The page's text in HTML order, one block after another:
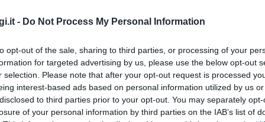
- Do Not Process My Personal Information
opt-out of the sale, sharing to third parties, or processing of your
for targeted advertising by us, please use the below opt-out
selection. Please note that after your opt-out request is processed
interest-based ads based on personal information utilized by us
to third parties prior to your opt-out. You may separately
of your personal information by third parties on the IAB’s list of
gli 80 anni Palau e La Maddalena
giornata sarà una statua di bronzo alta più di
” ha lasciato Punta Chiara a La Maddalena a
guida del tenente di vascello Melluso. È
Pesa disegnare la statua e come